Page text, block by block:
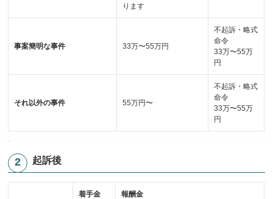
ります
事案簡明な事件 33万〜55万円
不起訴・略式
命令
33万〜55万
円
それ以外の事件 55万円〜
不起訴・略式
命令
33万〜55万
円
起訴後
着手金 報酬金